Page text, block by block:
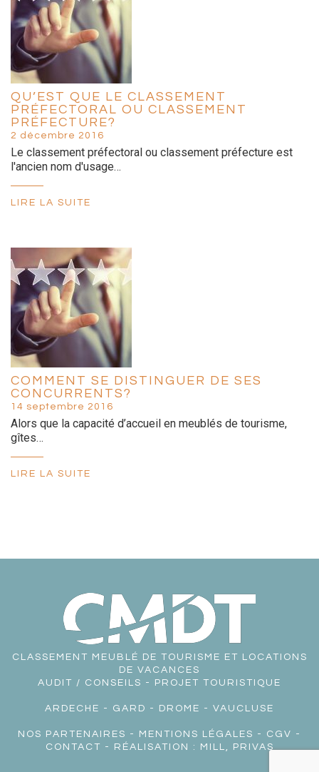
QU’EST QUE LE CLASSEMENT
PRÉFECTORAL OU CLASSEMENT
PRÉFECTURE?
2 décembre 2016
Le classement préfectoral ou classement préfecture est
l'ancien nom d'usage…
LIRE LA SUITE
COMMENT SE DISTINGUER DE SES
CONCURRENTS?
14 septembre 2016
Alors que la capacité d’accueil en meublés de tourisme,
gîtes…
LIRE LA SUITE
CLASSEMENT MEUBLÉ DE TOURISME ET LOCATIONS
DE VACANCES
AUDIT / CONSEILS - PROJET TOURISTIQUE
ARDECHE - GARD - DROME - VAUCLUSE
NOS PARTENAIRES - MENTIONS LÉGALES - CGV -
CONTACT - RÉALISATION : MILL, PRIVAS